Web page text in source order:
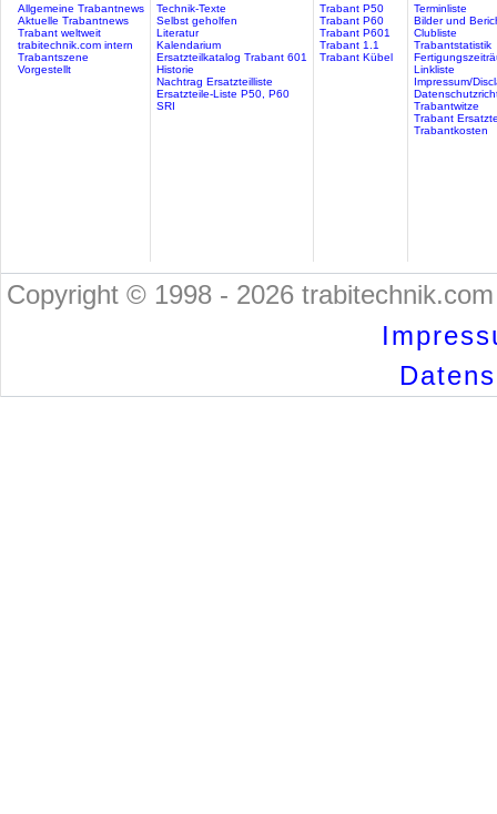
Allgemeine Trabantnews
Aktuelle Trabantnews
Trabant weltweit
trabitechnik.com intern
Trabantszene
Vorgestellt
Technik-Texte
Selbst geholfen
Literatur
Kalendarium
Ersatzteilkatalog Trabant 601
Historie
Nachtrag Ersatzteilliste
Ersatzteile-Liste P50, P60
SRI
Trabant P50
Trabant P60
Trabant P601
Trabant 1.1
Trabant Kübel
Terminliste
Bilder und
Clubliste
Trabantstatistik
Linkliste
Impressum/
Trabantwitze
Trabant
Trabantkosten
Copyright © 1998 - 2026